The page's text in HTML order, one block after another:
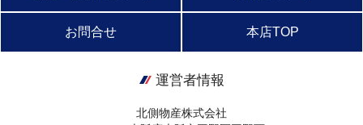
お問合せ 本店TOP
運営者情報
北側物産株式会社